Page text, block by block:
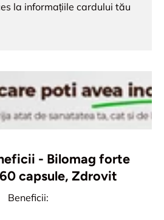
la informațiile cardului tău
- Bilomag forte
capsule, Zdrovit
Beneficii: